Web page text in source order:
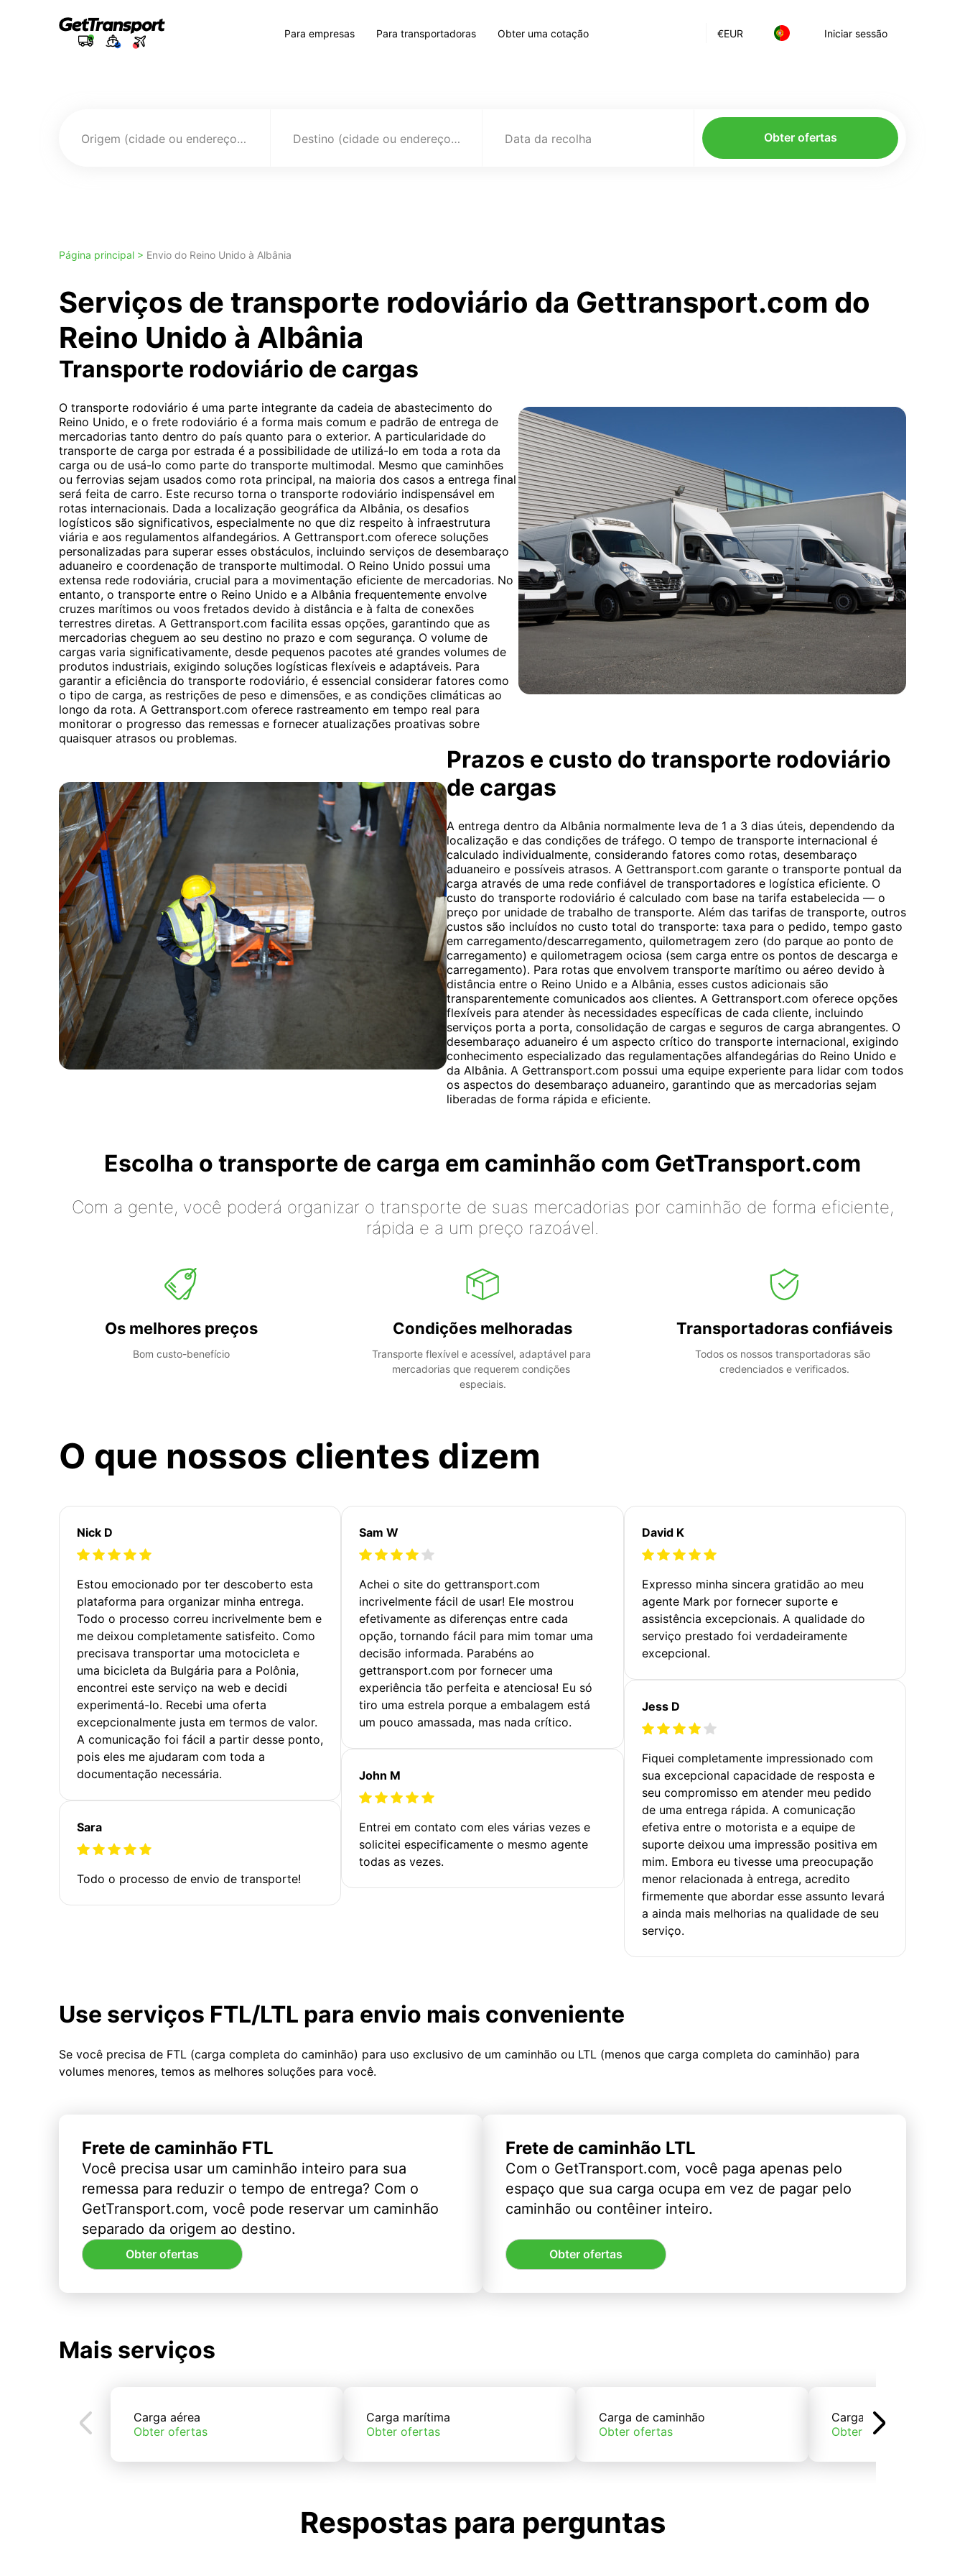
€EUR Iniciar sessão
Para empresas Para transportadoras Obter uma cotação
Origem (cidade ou endereço) Destino (cidade ou endereço) Data da recolha Obter ofertas
Página principal > Envio do Reino Unido à Albânia
Serviços de transporte rodoviário da Gettransport.com do
Reino Unido à Albânia
Transporte rodoviário de cargas
O transporte rodoviário é uma parte integrante da cadeia de abastecimento do
Reino Unido, e o frete rodoviário é a forma mais comum e padrão de entrega de
mercadorias tanto dentro do país quanto para o exterior. A particularidade do
transporte de carga por estrada é a possibilidade de utilizá-lo em toda a rota da
carga ou de usá-lo como parte do transporte multimodal. Mesmo que caminhões
ou ferrovias sejam usados ​​como rota principal, na maioria dos casos a entrega final
será feita de carro. Este recurso torna o transporte rodoviário indispensável em
rotas internacionais. Dada a localização geográfica da Albânia, os desafios
logísticos são significativos, especialmente no que diz respeito à infraestrutura
viária e aos regulamentos alfandegários. A Gettransport.com oferece soluções
personalizadas para superar esses obstáculos, incluindo serviços de desembaraço
aduaneiro e coordenação de transporte multimodal. O Reino Unido possui uma
extensa rede rodoviária, crucial para a movimentação eficiente de mercadorias. No
entanto, o transporte entre o Reino Unido e a Albânia frequentemente envolve
cruzes marítimos ou voos fretados devido à distância e à falta de conexões
terrestres diretas. A Gettransport.com facilita essas opções, garantindo que as
mercadorias cheguem ao seu destino no prazo e com segurança. O volume de
cargas varia significativamente, desde pequenos pacotes até grandes volumes de
produtos industriais, exigindo soluções logísticas flexíveis e adaptáveis. Para
garantir a eficiência do transporte rodoviário, é essencial considerar fatores como
o tipo de carga, as restrições de peso e dimensões, e as condições climáticas ao
longo da rota. A Gettransport.com oferece rastreamento em tempo real para
monitorar o progresso das remessas e fornecer atualizações proativas sobre
quaisquer atrasos ou problemas.
Prazos e custo do transporte rodoviário
de cargas
A entrega dentro da Albânia normalmente leva de 1 a 3 dias úteis, dependendo da
localização e das condições de tráfego. O tempo de transporte internacional é
calculado individualmente, considerando fatores como rotas, desembaraço
aduaneiro e possíveis atrasos. A Gettransport.com garante o transporte pontual da
carga através de uma rede confiável de transportadores e logística eficiente. O
custo do transporte rodoviário é calculado com base na tarifa estabelecida — o
preço por unidade de trabalho de transporte. Além das tarifas de transporte, outros
custos são incluídos no custo total do transporte: taxa para o pedido, tempo gasto
em carregamento/descarregamento, quilometragem zero (do parque ao ponto de
carregamento) e quilometragem ociosa (sem carga entre os pontos de descarga e
carregamento). Para rotas que envolvem transporte marítimo ou aéreo devido à
distância entre o Reino Unido e a Albânia, esses custos adicionais são
transparentemente comunicados aos clientes. A Gettransport.com oferece opções
flexíveis para atender às necessidades específicas de cada cliente, incluindo
serviços porta a porta, consolidação de cargas e seguros de carga abrangentes. O
desembaraço aduaneiro é um aspecto crítico do transporte internacional, exigindo
conhecimento especializado das regulamentações alfandegárias do Reino Unido e
da Albânia. A Gettransport.com possui uma equipe experiente para lidar com todos
os aspectos do desembaraço aduaneiro, garantindo que as mercadorias sejam
liberadas de forma rápida e eficiente.
Escolha o transporte de carga em caminhão com GetTransport.com
Com a gente, você poderá organizar o transporte de suas mercadorias por caminhão de forma eficiente,
rápida e a um preço razoável.
Os melhores preços
Bom custo-benefício
Condições melhoradas
Transporte flexível e acessível, adaptável para
mercadorias que requerem condições
especiais.
Transportadoras confiáveis
Todos os nossos transportadoras são
credenciados e verificados.
O que nossos clientes dizem
Nick D
Estou emocionado por ter descoberto esta
plataforma para organizar minha entrega.
Todo o processo correu incrivelmente bem e
me deixou completamente satisfeito. Como
precisava transportar uma motocicleta e
uma bicicleta da Bulgária para a Polônia,
encontrei este serviço na web e decidi
experimentá-lo. Recebi uma oferta
excepcionalmente justa em termos de valor.
A comunicação foi fácil a partir desse ponto,
pois eles me ajudaram com toda a
documentação necessária.
Sara
Todo o processo de envio de transporte!
Sam W
Achei o site do gettransport.com
incrivelmente fácil de usar! Ele mostrou
efetivamente as diferenças entre cada
opção, tornando fácil para mim tomar uma
decisão informada. Parabéns ao
gettransport.com por fornecer uma
experiência tão perfeita e atenciosa! Eu só
tiro uma estrela porque a embalagem está
um pouco amassada, mas nada crítico.
John M
Entrei em contato com eles várias vezes e
solicitei especificamente o mesmo agente
todas as vezes.
David K
Expresso minha sincera gratidão ao meu
agente Mark por fornecer suporte e
assistência excepcionais. A qualidade do
serviço prestado foi verdadeiramente
excepcional.
Jess D
Fiquei completamente impressionado com
sua excepcional capacidade de resposta e
seu compromisso em atender meu pedido
de uma entrega rápida. A comunicação
efetiva entre o motorista e a equipe de
suporte deixou uma impressão positiva em
mim. Embora eu tivesse uma preocupação
menor relacionada à entrega, acredito
firmemente que abordar esse assunto levará
a ainda mais melhorias na qualidade de seu
serviço.
Use serviços FTL/LTL para envio mais conveniente
Se você precisa de FTL (carga completa do caminhão) para uso exclusivo de um caminhão ou LTL (menos que carga completa do caminhão) para
volumes menores, temos as melhores soluções para você.
Frete de caminhão FTL
Você precisa usar um caminhão inteiro para sua
remessa para reduzir o tempo de entrega? Com o
GetTransport.com, você pode reservar um caminhão
separado da origem ao destino.
Obter ofertas
Frete de caminhão LTL
Com o GetTransport.com, você paga apenas pelo
espaço que sua carga ocupa em vez de pagar pelo
caminhão ou contêiner inteiro.
Obter ofertas
Mais serviços
Carga aérea
Obter ofertas
Carga marítima
Obter ofertas
Carga de caminhão
Obter ofertas
Carga de trem
Obter ofertas
Respostas para perguntas